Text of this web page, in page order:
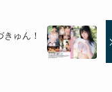
ゅん！